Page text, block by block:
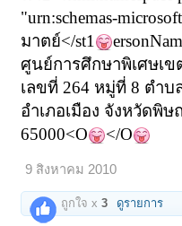
"urn:schemas-
มาตย์</st1
ศูนย์การศึกษาพิเศษเข
เลขที่264 หมู่ที่8 ตำบ
อำเภอเมือง จังหวัดพิ
65000<O
</O
9 สิงหาคม 2010
ถูกใจ x3 ดูรายการ
2 3 4 ถัดไป >